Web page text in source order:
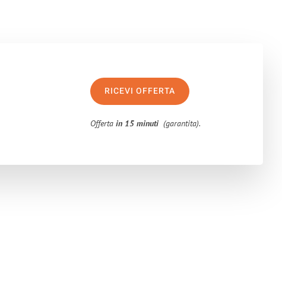
RICEVI OFFERTA
Offertain 15 minuti (garantita).